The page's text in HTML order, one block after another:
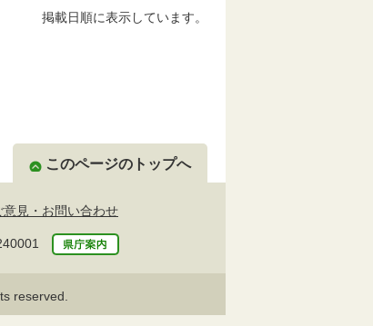
掲載日順に表示しています。
このページのトップへ
見・お問い合わせ
reserved.